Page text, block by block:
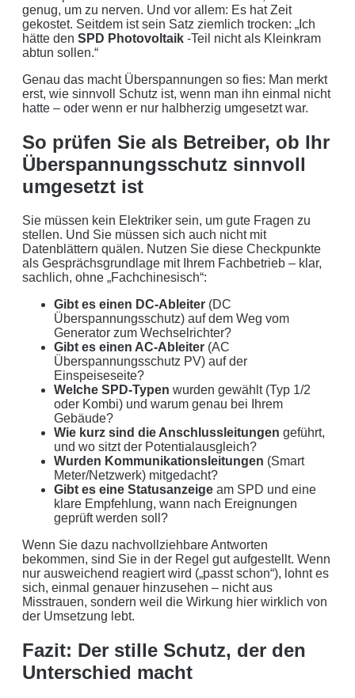
genug, um zu nerven. Und vor allem: Es hat Zeit
gekostet. Seitdem ist sein Satz ziemlich trocken: „Ich
hätte den SPD Photovoltaik -Teil nicht als Kleinkram
abtun sollen.“
Genau das macht Überspannungen so fies: Man merkt
erst, wie sinnvoll Schutz ist, wenn man ihn einmal nicht
hatte – oder wenn er nur halbherzig umgesetzt war.
So prüfen Sie als Betreiber, ob Ihr
Überspannungsschutz sinnvoll
umgesetzt ist
Sie müssen kein Elektriker sein, um gute Fragen zu
stellen. Und Sie müssen sich auch nicht mit
Datenblättern quälen. Nutzen Sie diese Checkpunkte
als Gesprächsgrundlage mit Ihrem Fachbetrieb – klar,
sachlich, ohne „Fachchinesisch“:
Gibt es einen DC-Ableiter (DC
Überspannungsschutz) auf dem Weg vom
Generator zum Wechselrichter?
Gibt es einen AC-Ableiter (AC
Überspannungsschutz PV) auf der
Einspeiseseite?
Welche SPD-Typen wurden gewählt (Typ 1/2
oder Kombi) und warum genau bei Ihrem
Gebäude?
Wie kurz sind die Anschlussleitungen geführt,
und wo sitzt der Potentialausgleich?
Wurden Kommunikationsleitungen (Smart
Meter/Netzwerk) mitgedacht?
Gibt es eine Statusanzeige am SPD und eine
klare Empfehlung, wann nach Ereignungen
geprüft werden soll?
Wenn Sie dazu nachvollziehbare Antworten
bekommen, sind Sie in der Regel gut aufgestellt. Wenn
nur ausweichend reagiert wird („passt schon“), lohnt es
sich, einmal genauer hinzusehen – nicht aus
Misstrauen, sondern weil die Wirkung hier wirklich von
der Umsetzung lebt.
Fazit: Der stille Schutz, der den
Unterschied macht